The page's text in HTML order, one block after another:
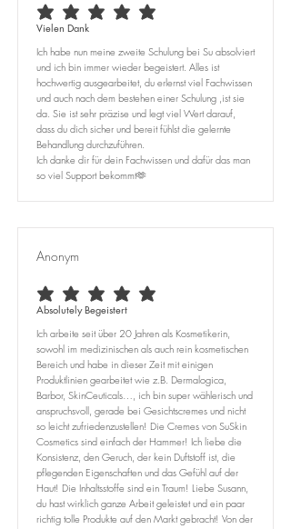
durchschnittliches Rating ist 5 von 5
Vielen Dank
Ich habe nun meine zweite Schulung bei Su absolviert
und ich bin immer wieder begeistert. Alles ist
hochwertig ausgearbeitet, du erlernst viel Fachwissen
und auch nach dem bestehen einer Schulung ,ist sie
da. Sie ist sehr präzise und legt viel Wert darauf,
dass du dich sicher und bereit fühlst die gelernte
Behandlung durchzuführen.
Ich danke dir für dein Fachwissen und dafür das man
so viel Support bekommt🫶
Anonym
durchschnittliches Rating ist 5 von 5
Absolutely Begeistert
Ich arbeite seit über 20 Jahren als Kosmetikerin,
sowohl im medizinischen als auch rein kosmetischen
Bereich und habe in dieser Zeit mit einigen
Produktlinien gearbeitet wie z.B. Dermalogica,
Barbor, SkinCeuticals…, ich bin super wählerisch und
anspruchsvoll, gerade bei Gesichtscremes und nicht
so leicht zufriedenzustellen! Die Cremes von SuSkin
Cosmetics sind einfach der Hammer! Ich liebe die
Konsistenz, den Geruch, der kein Duftstoff ist, die
pflegenden Eigenschaften und das Gefühl auf der
Haut! Die Inhaltsstoffe sind ein Traum! Liebe Susann,
du hast wirklich ganze Arbeit geleistet und ein paar
richtig tolle Produkte auf den Markt gebracht! Von der